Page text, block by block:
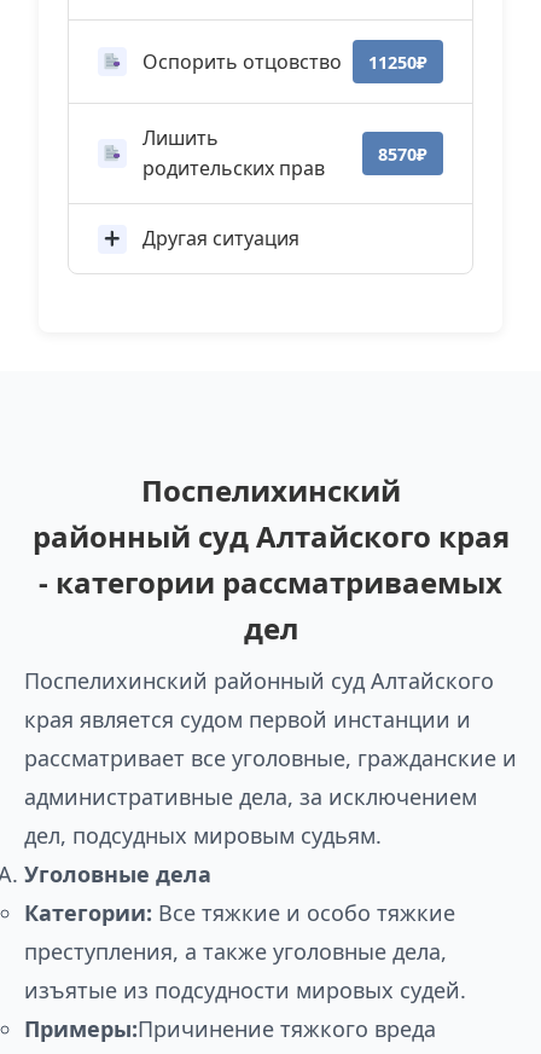
Оспорить отцовство 11250₽
Лишить
родительских прав
8570₽
Другая ситуация
Поспелихинский
районный суд Алтайского края
- категории рассматриваемых
дел
Поспелихинский районный суд Алтайского
края является судом первой инстанции и
рассматривает все уголовные, гражданские и
административные дела, за исключением
дел, подсудных мировым судьям.
Уголовные дела
Категории: Все тяжкие и особо тяжкие
преступления, а также уголовные дела,
изъятые из подсудности мировых судей.
Примеры:Причинение тяжкого вреда